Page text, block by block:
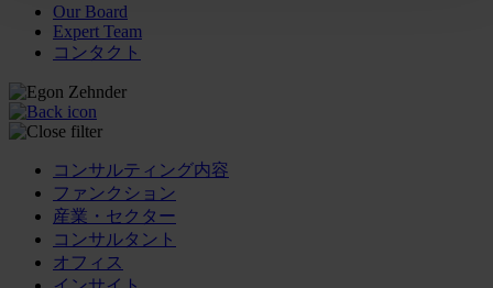
Our Board
Expert Team
コンタクト
コンサルティング内容
ファンクション
産業・セクター
コンサルタント
オフィス